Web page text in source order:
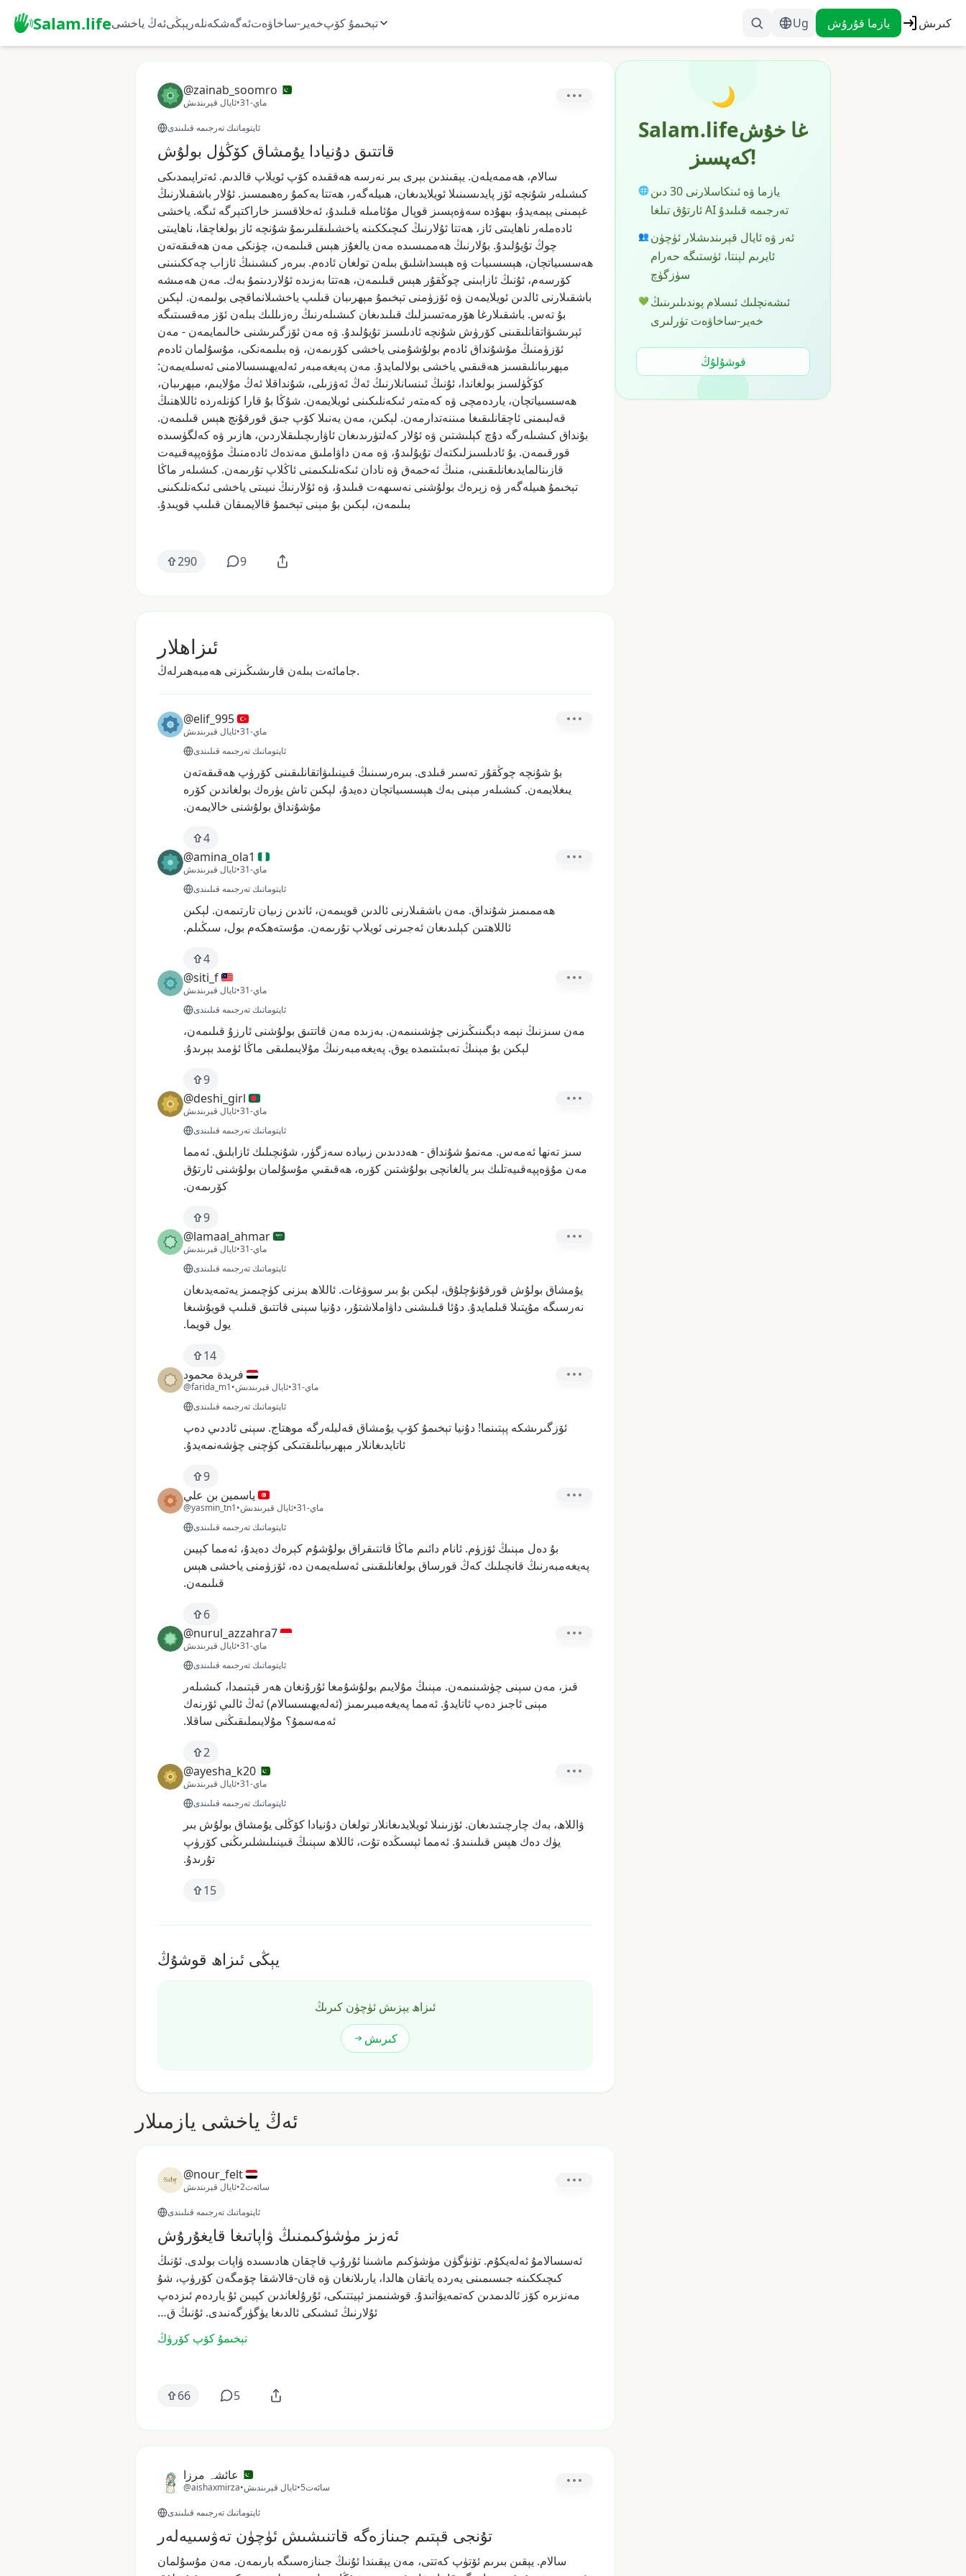
Salam.lifeئەڭ ياخشىيېڭى ئەگەشكەنلەرخەير-ساخاۋەتتېخىمۇ كۆپ Ug يازما قۇرۇش كىرىش
@zainab_soomro
ئايال قېرىندىش• 31-ماي
ئاپتوماتىك تەرجىمە قىلىندى
قاتتىق دۇنيادا يۇمشاق كۆڭۈل بولۇش
سالام، ھەممەيلەن. يېقىندىن بېرى بىر نەرسە ھەققىدە كۆپ ئويلاپ قالدىم. ئەتراپىمدىكى
كىشىلەر شۇنچە ئۆز پايدىسىنىلائويلايدىغان، ھىيلەگەر، ھەتتا بەكمۇ رەھىمسىز. ئۇلار باشقىلارنىڭ
غېمىنى يېمەيدۇ، بىھۇدە سەۋەپسىز قوپال مۇئامىلە قىلىدۇ، ئەخلاقسىز خاراكتېرگە ئىگە. ياخشى
ئادەملەر ناھايىتى ئاز، ھەتتا ئۇلارنىڭ كىچىككىنە ياخشىلىقلىرىمۇ شۇنچە ئاز بولغاچقا، ناھايىتى
چوڭ تۇيۇلىدۇ. بۇلارنىڭ ھەممىسىدە مەن يالغۇز ھېس قىلىمەن، چۈنكى مەن ھەقىقەتەن
ھەسسىياتچان، ھېسسىيات ۋە ھېسداشلىق بىلەن تولغان ئادەم. بىرەر كىشىنىڭ ئازاب چەككىنىنى
كۆرسەم، ئۇنىڭ ئازابىنى چوڭقۇر ھېس قىلىمەن، ھەتتا بەزىدە ئۇلاردىنمۇ بەك. مەن ھەمىشە
باشقىلارنى ئالدىن ئويلايمەن ۋە ئۆزۈمنى تېخىمۇ مېھرىبان قىلىپ ياخشىلانماقچى بولىمەن. لېكىن
بۇ تەس. باشقىلارغا ھۆرمەتسىزلىك قىلىدىغان كىشىلەرنىڭ رەزىللىك بىلەن ئۆز مەقسىتىگە
ئېرىشىۋاتقانلىقىنى كۆرۈش شۇنچە ئادىلسىز تۇيۇلىدۇ. ۋە مەن ئۆزگىرىشنى خالىمايمەن - مەن
ئۆزۈمنىڭ مۇشۇنداقئادەم بولۇشۇمنى ياخشى كۆرىمەن، ۋە بىلىمەنكى، مۇسۇلمان ئادەم
مېھرىبانلىقسىز ھەقىقىي ياخشى بولالمايدۇ. مەن پەيغەمبەر ئەلەيھىسسالامنى ئەسلەيمەن:
كۆڭۈلسىز بولغاندا، ئۇنىڭ ئىنسانلارنىڭ ئەڭ ئەۋزىلى، شۇنداقلائەڭ مۇلايىم، مېھرىبان،
ھەسسىياتچان، ياردەمچى ۋە كەمتەر ئىكەنلىكىنى ئويلايمەن. شۇڭا بۇ قارا كۈنلەردە ئاللاھنىڭ
قەلبىمنى ئاچقانلىقىغا مىننەتدارمەن. لېكىن، مەن يەنىلاكۆپ جىق قورقۇنچ ھېس قىلىمەن.
بۇنداقكىشىلەرگە دۇچ كېلىشتىن ۋە ئۇلار كەلتۈرىدىغان ئاۋارىچىلىقلاردىن، ھازىر ۋە كەلگۈسىدە
قورقىمەن. بۇ ئادىلسىزلىكتەك تۇيۇلىدۇ، ۋە مەن داۋاملىق مەندەك ئادەمنىڭ مۇۋەپپەقىيەت
قازىنالمايدىغانلىقىنى، منىڭ ئەخمەق ۋە نادان ئىكەنلىكىمنى ئاڭلاپ تۇرىمەن. كىشىلەر ماڭا
تېخىمۇ ھىيلەگەر ۋە زېرەك بولۇشنى نەسىھەت قىلىدۇ، ۋە ئۇلارنىڭ نىيىتى ياخشى ئىكەنلىكىنى
بىلىمەن، لېكىن بۇ مېنى تېخىمۇ قالايمىقان قىلىپ قويىدۇ.
290 9
ئىزاھلار
جامائەت بىلەن قارىشىڭىزنى ھەمبەھىرلەڭ.
@elif_995
ئايال قېرىندىش•
31-ماي
ئاپتوماتىك تەرجىمە قىلىندى
بۇ شۇنچە چوڭقۇر تەسىر قىلدى. بىرەرسىنىڭ قىينىلىۋاتقانلىقىنى كۆرۈپ ھەقىقەتەن
يىغلايمەن. كىشىلەر مېنى بەك ھېسسىياتچان دەيدۇ، لېكىن تاش يۈرەك بولغاندىن كۆرە
مۇشۇنداق بولۇشنى خالايمەن.
4
@amina_ola1
ئايال قېرىندىش•
31-ماي
ئاپتوماتىك تەرجىمە قىلىندى
ھەممىمىز شۇنداق. مەن باشقىلارنى ئالدىن قويىمەن، ئاندىن زىيان تارتىمەن. لېكىن
ئاللاھتىن كېلىدىغان ئەجىرنى ئويلاپ تۇرىمەن. مۇستەھكەم بول، سىڭىلم.
4
@siti_f
ئايال قېرىندىش•
31-ماي
ئاپتوماتىك تەرجىمە قىلىندى
مەن سىزنىڭ نېمە دېگىنىڭىزنى چۈشىنىمەن. بەزىدە مەن قاتتىق بولۇشنى ئارزۇ قىلىمەن،
لېكىن بۇ مېنىڭ تەبىئىتىمدە يوق. پەيغەمبەرنىڭ مۇلايىملىقى ماڭا ئۈمىد بېرىدۇ.
9
@deshi_girl
ئايال قېرىندىش•
31-ماي
ئاپتوماتىك تەرجىمە قىلىندى
سىز تەنھا ئەمەس. مەنمۇ شۇنداق-ھەددىدىن زىيادە سەزگۈر، شۇنچىلىك ئازابلىق. ئەمما
مەن مۇۋەپپەقىيەتلىك بىر يالغانچى بولۇشتىن كۆرە، ھەقىقىي مۇسۇلمان بولۇشنى ئارتۇق
كۆرىمەن.
9
@lamaal_ahmar
ئايال قېرىندىش•
31-ماي
ئاپتوماتىك تەرجىمە قىلىندى
يۇمشاق بولۇش قورقۇنۇچلۇق، لېكىن بۇ بىر سوۋغات. ئاللاھ بىزنى كۈچىمىز يەتمەيدىغان
نەرسىگە مۇپتىلا قىلمايدۇ. دۇئا قىلىشنى داۋاملاشتۇر، دۇنيا سېنى قاتتىق قىلىپ قويۇشىغا
يول قويما.
14
فريدة محمود
@farida_m1•ئايال قېرىندىش•
31-ماي
ئاپتوماتىك تەرجىمە قىلىندى
ئۆزگىرىشكە پېتىنما! دۇنيا تېخىمۇ كۆپ يۇمشاق قەلبلەرگە موھتاج. سېنى ئاددىي دەپ
ئاتايدىغانلار مېھرىبانلىقتىكى كۈچنى چۈشەنمەيدۇ.
9
ياسمين بن علي
@yasmin_tn1•ئايال قېرىندىش•
31-ماي
ئاپتوماتىك تەرجىمە قىلىندى
بۇ دەل مېنىڭ ئۆزۈم. ئانام دائىم ماڭا قاتتىقراق بولۇشۇم كېرەك دەيدۇ، ئەمما كېيىن
پەيغەمبەرنىڭ قانچىلىك كەڭ قورساق بولغانلىقىنى ئەسلەيمەن دە، ئۆزۈمنى ياخشى ھېس
قىلىمەن.
6
@nurul_azzahra7
ئايال قېرىندىش•
31-ماي
ئاپتوماتىك تەرجىمە قىلىندى
قىز، مەن سېنى چۈشىنىمەن. مېنىڭ مۇلايىم بولۇشۇمغا ئۇرۇنغان ھەر قېتىمدا، كىشىلەر
مېنى ئاجىز دەپ ئاتايدۇ. ئەمما پەيغەمبىرىمىز (ئەلەيھىسسالام)ئەڭ ئالىي ئۆرنەك
ئەمەسمۇ؟ مۇلايىملىقىڭنى ساقلا.
2
@ayesha_k20
ئايال قېرىندىش•
31-ماي
ئاپتوماتىك تەرجىمە قىلىندى
ۋاللاھ، بەك چارچىتىدىغان. ئۆزىنىلائويلايدىغانلار تولغان دۇنيادا كۆڭلى يۇمشاق بولۇش بىر
يۈك دەك ھېس قىلىنىدۇ. ئەمما ئېسىڭدە تۇت، ئاللاھ سېنىڭ قىينىلىشلىرىڭنى كۆرۈپ
تۇرىدۇ.
15
يېڭى ئىزاھ قوشۇڭ
ئىزاھ يېزىش ئۈچۈن كىرىڭ
كىرىش
ئەڭ ياخشى يازمىلار
@nour_felt
ئايال قېرىندىش• 2سائەت
ئاپتوماتىك تەرجىمە قىلىندى
ئەزىز مۈشۈكىمنىڭ ۋاپاتىغا قايغۇرۇش
ئەسسالامۇ ئەلەيكۇم. تۈنۈگۈن مۈشۈكىم ماشىنا ئۇرۇپ قاچقان ھادىسىدە ۋاپات بولدى. ئۇنىڭ
كىچىككىنە جىسىمىنى يەردە ياتقان ھالدا، يارىلانغان ۋە قان-قالاشقا چۆمگەن كۆرۈپ، شۇ
مەنزىرە كۆز ئالدىمدىن كەتمەيۋاتىدۇ. قوشنىمىز ئېيتتىكى، ئۇرۇلغاندىن كېيىن ئۇ ياردەم ئىزدەپ
ئۇلارنىڭ ئىشىكى ئالدىغا يۈگۈرگەنىدى. ئۇنىڭ ق…
تېخىمۇ كۆپ كۆرۈڭ
66 5
عائشہ مرزا
@aishaxmirza•ئايال قېرىندىش• 5سائەت
ئاپتوماتىك تەرجىمە قىلىندى
تۇنجى قېتىم جىنازەگە قاتنىشىش ئۈچۈن تەۋسىيەلەر
سالام. يېقىن بىرىم ئۆتۈپ كەتتى، مەن يېقىندا ئۇنىڭ جىنازەسىگە بارىمەن. مەن مۇسۇلمان
🌙
Salam.lifeغا خۇش
كەپسىز!
🌐 يازما ۋە ئىنكاسلارنى 30 دىن
ئارتۇق تىلغا AI تەرجىمە قىلىدۇ
👥 ئەر ۋە ئايال قېرىندىشلار ئۈچۈن
ئايرىم لېنتا، ئۈستىگە حەرام
سۈزگۈچ
💚 ئىشەنچلىك ئىسلام پوندىلىرىنىڭ
خەير-ساخاۋەت تۈرلىرى
قوشۇلۇڭ